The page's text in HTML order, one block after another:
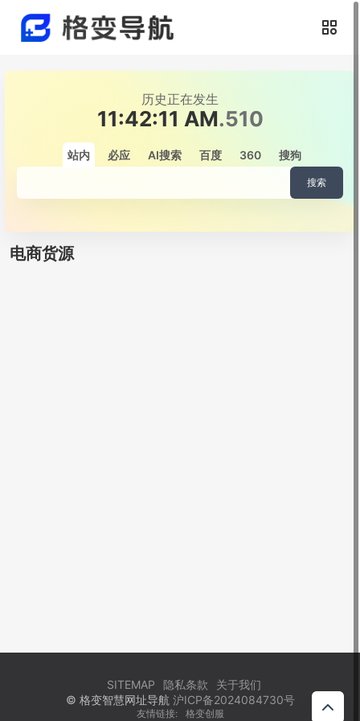
历史正在发生
11:42:11 AM.630
站内 必应 AI搜索 百度 360 搜狗
搜索
电商货源
SITEMAP 隐私条款
关于我们
© 格变智慧网址导航 沪ICP备2024084730号
友情链接: 格变创服